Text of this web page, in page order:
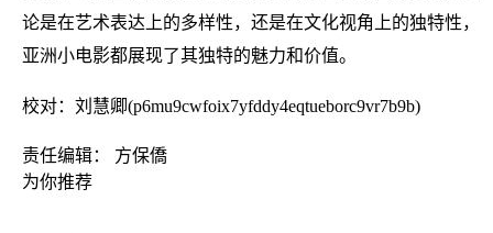
论是在艺术表达上的多样性，还是在文化视角上的独特性，
亚洲小电影都展现了其独特的魅力和价值。
校对：刘慧卿(p6mu9cwfoix7yfddy4eqtueborc9vr7b9b)
责任编辑： 方保僑
为你推荐